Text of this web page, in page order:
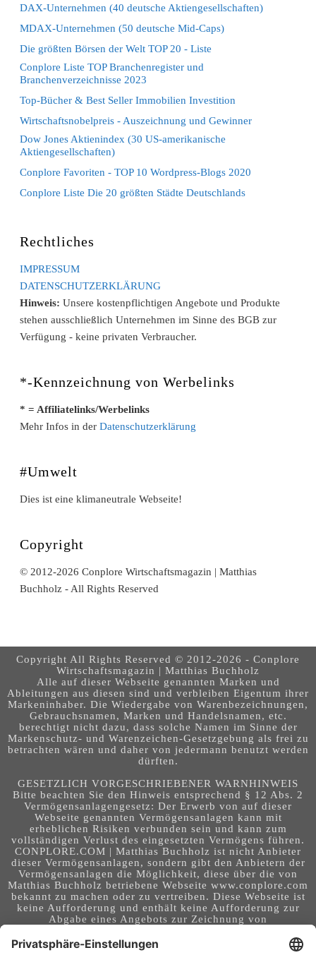
DAX-Unternehmen (40 deutsche Aktiengesellschaften)
MDAX-Unternehmen (50 deutsche Mid-Caps)
Die größten Börsen der Welt TOP 20 - Liste
Conplore Liste TOP Branchenregister und
Branchenverzeichnisse 2023
Top-Bücher & Best Seller Immobilien Investition
Wirtschaftsnobelpreis - Auszeichnung und Gewinner
Dow Jones Aktienindex (30 US-amerikanische
Aktiengesellschaften)
Conplore Favoriten - TOP 10 Wordpress-Blogs 2020
Conplore Liste Die 20 größten Städte Deutschlands
Rechtliches
IMPRESSUM
DATENSCHUTZERKLÄRUNG
Hinweis: Unsere kostenpflichtigen Angebote und Produkte
stehen ausschließlich Unternehmen im Sinne des BGB zur
Verfügung - keine privaten Verbraucher.
*-Kennzeichnung von Werbelinks
* = Affiliatelinks/Werbelinks
Mehr Infos in derDatenschutzerklärung
#Umwelt
Dies ist eine klimaneutrale Webseite!
Copyright
© 2012-2026 Conplore Wirtschaftsmagazin | Matthias
Buchholz - All Rights Reserved
Copyright All Rights Reserved © 2012-2026 - Conplore
Wirtschaftsmagazin | Matthias Buchholz
Alle auf dieser Webseite genannten Marken und
Ableitungen aus diesen sind und verbleiben Eigentum ihrer
Markeninhaber. Die Wiedergabe von Warenbezeichnungen,
Gebrauchsnamen, Marken und Handelsnamen, etc.
berechtigt nicht dazu, dass solche Namen im Sinne der
Markenschutz- und Warenzeichen-Gesetzgebung als frei zu
betrachten wären und daher von jedermann benutzt werden
dürften.
GESETZLICH VORGESCHRIEBENER WARNHINWEIS
Bitte beachten Sie den Hinweis entsprechend § 12 Abs. 2
Vermögensanlagengesetz: Der Erwerb von auf dieser
Webseite genannten Vermögensanlagen kann mit
erheblichen Risiken verbunden sein und kann zum
vollständigen Verlust des eingesetzten Vermögens führen.
CONPLORE.COM | Matthias Buchholz ist nicht Anbieter
dieser Vermögensanlagen, sondern gibt den Anbietern der
Vermögensanlagen die Möglichkeit, diese über die von
Matthias Buchholz betriebene Webseite www.conplore.com
bekannt zu machen oder zu vertreiben. Diese Webseite ist
keine Aufforderung und enthält keine Aufforderung zur
Abgabe eines Angebots zur Zeichnung von
über Vermögensanlagen. Die Webseite richtet sich an ein